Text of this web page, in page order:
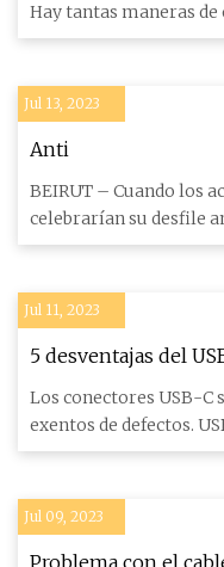
Hay tantas maneras de
que los h
Jul 13, 2023
Anti
BEIRUT – Cuando los
celebrarían su desfile
principal de
Jul 11, 2023
5 desventajas del
Los conectores USB-C
exentos de defectos. USB Type-C es el último de una larga
línea de co
Jul 09, 2023
Problema con el